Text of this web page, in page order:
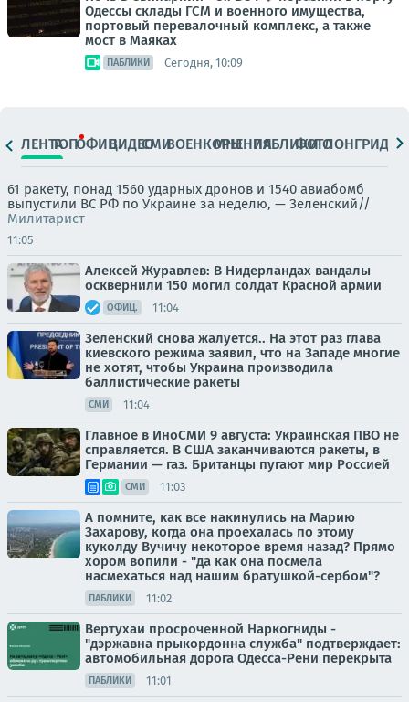
Одессы склады ГСМ и военного имущества,
портовый перевалочный комплекс, а также
мост в Маяках
ПАБЛИКИ Сегодня, 10:09
ЛЕНТАТОПОФИЦ.ВИДЕОСМИВОЕНКОРЫМНЕНИЯПАБЛИКИ
ФОТОЛОНГРИДЫ
61 ракету, понад 1560 ударных дронов и 1540 авиабомб
выпустили ВС РФ по Украине за неделю, — Зеленский//
Милитарист
11:05
Алексей Журавлев: В Нидерландах вандалы
осквернили 150 могил солдат Красной армии
ОФИЦ. 11:04
Зеленский снова жалуется.. На этот раз глава
киевского режима заявил, что на Западе многие
не хотят, чтобы Украина производила
баллистические ракеты
СМИ 11:04
Главное в ИноСМИ 9 августа: Украинская ПВО не
справляется. В США заканчиваются ракеты, в
Германии — газ. Британцы пугают мир Россией
СМИ 11:03
А помните, как все накинулись на Марию
Захарову, когда она проехалась по этому
куколду Вучичу некоторое время назад? Прямо
хором вопили - "да как она посмела
насмехаться над нашим братушкой-сербом"?
ПАБЛИКИ 11:02
Вертухаи просроченной Наркогниды -
"дэржавна прыкордонна служба" подтверждает:
автомобильная дорога Одесса-Рени перекрыта
ПАБЛИКИ 11:01